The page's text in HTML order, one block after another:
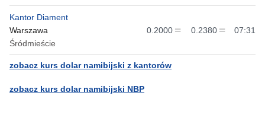
Kantor Diament
Warszawa
Śródmieście
0.2000 0.2380 07:31
zobacz kurs dolar namibijski z kantorów
zobacz kurs dolar namibijski NBP